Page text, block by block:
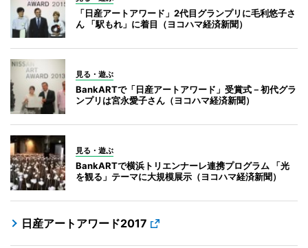
「日産アートアワード」2代目グランプリに毛利悠子さ
ん 「駅もれ」に着目（ヨコハマ経済新聞）
見る・遊ぶ
BankARTで「日産アートアワード」受賞式－初代グラ
ンプリは宮永愛子さん（ヨコハマ経済新聞）
見る・遊ぶ
BankARTで横浜トリエンナーレ連携プログラム 「光
を観る」テーマに大規模展示（ヨコハマ経済新聞）
日産アートアワード2017